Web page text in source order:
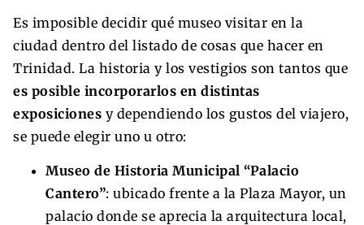
Es imposible decidir qué museo visitar en la
ciudad dentro del listado de cosas que hacer en
Trinidad. La historia y los vestigios son tantos que
es posible incorporarlos en distintas
exposiciones y dependiendo los gustos del viajero,
se puede elegir uno u otro:
Museo de Historia Municipal “Palacio
Cantero”: ubicado frente a la Plaza Mayor, un
palacio donde se aprecia la arquitectura local,